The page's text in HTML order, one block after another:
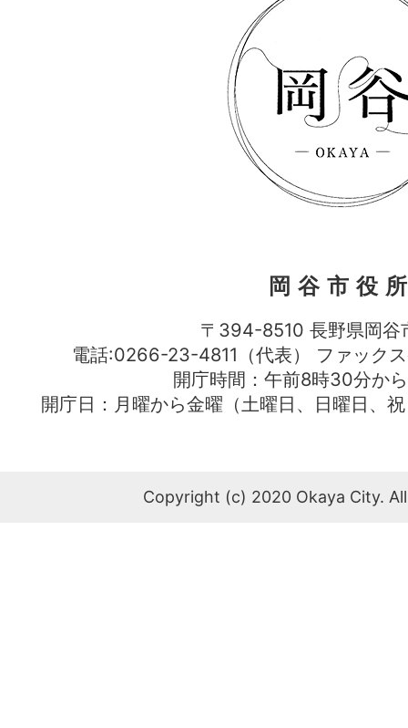
岡谷市役
〒394-8510 長野県岡谷
電話:0266-23-4811（代表） ファッ
開庁時間：午前8時30分か
開庁日：月曜から金曜（土曜日、日曜日、
Copyright (c) 2020 Okaya City.